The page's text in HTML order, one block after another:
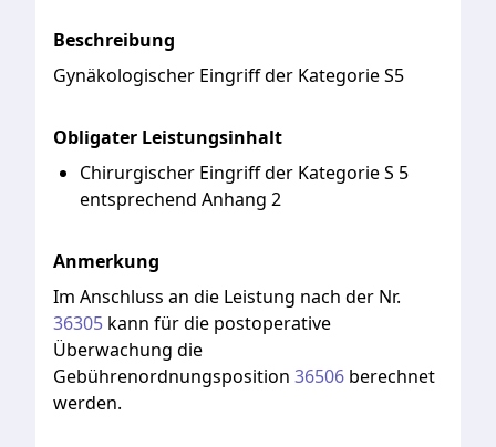
Beschreibung
Gynäkologischer Eingriffder KategorieS5
Obligater Leistungsinhalt
Chirurgischer Eingriff der Kategorie S 5
entsprechend Anhang 2
Anmerkung
Im Anschluss an die Leistung nach der Nr.
36305 kann fürdie postoperative
Überwachung die
Gebührenordnungsposition 36506 berechnet
werden.